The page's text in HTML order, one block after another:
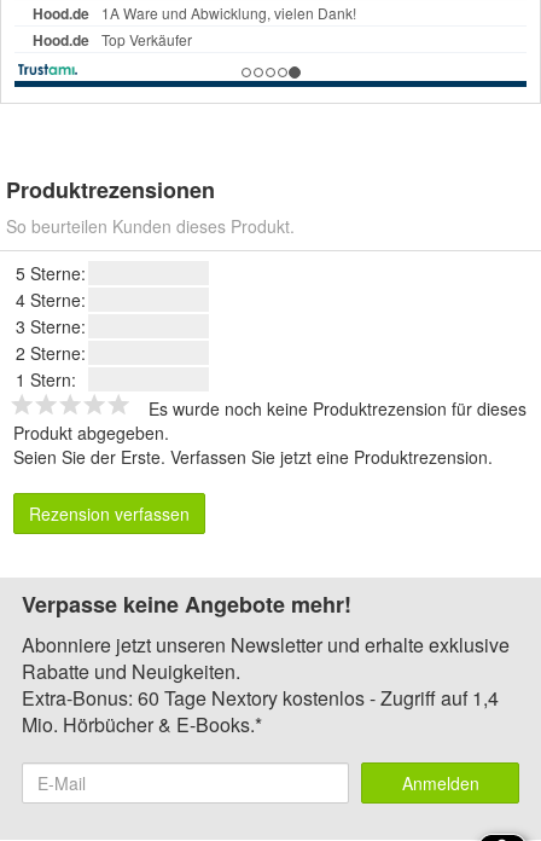
Produktrezensionen
So beurteilen Kunden dieses Produkt.
5 Sterne:
4 Sterne:
3 Sterne:
2 Sterne:
1 Stern:
Es wurde noch keine Produktrezension für dieses
Produkt abgegeben.
Seien Sie der Erste. Verfassen Sie jetzt eine Produktrezension.
Rezension verfassen
Verpasse keine Angebote mehr!
Abonniere jetzt unseren Newsletter und erhalte exklusive
Rabatte und Neuigkeiten.
Extra-Bonus: 60 Tage Nextory kostenlos - Zugriff auf 1,4
Mio. Hörbücher & E-Books.*
Anmelden